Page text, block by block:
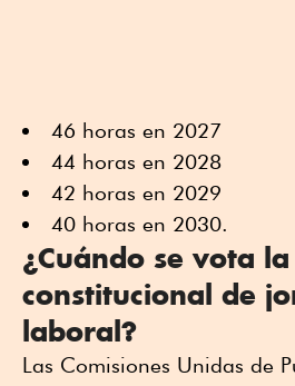
46 horas en 2027
44 horas en 2028
42 horas en 2029
40 horas en 2030.
¿Cuándo se vota
constitucional de
laboral?
Las Comisiones Unidas de